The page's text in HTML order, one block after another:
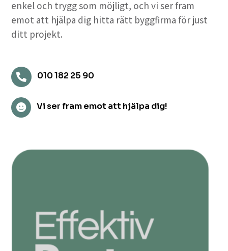
enkel och trygg som möjligt, och vi ser fram
emot att hjälpa dig hitta rätt byggfirma för just
ditt projekt.
 010 182 25 90
 Vi ser fram emot att hjälpa dig!